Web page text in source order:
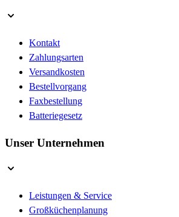
Kontakt
Zahlungsarten
Versandkosten
Bestellvorgang
Faxbestellung
Batteriegesetz
Unser Unternehmen
Leistungen & Service
Großküchenplanung